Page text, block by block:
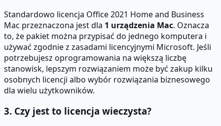
Standardowo licencja Office 2021 Home and Business
Mac przeznaczona jest dla 1 urządzenia Mac. Oznacza
to, że pakiet można przypisać do jednego komputera i
używać zgodnie z zasadami licencyjnymi Microsoft. Jeśli
potrzebujesz oprogramowania na większą liczbę
stanowisk, lepszym rozwiązaniem może być zakup kilku
osobnych licencji albo wybór rozwiązania biznesowego
dla wielu użytkowników.
3. Czy jest to licencja wieczysta?